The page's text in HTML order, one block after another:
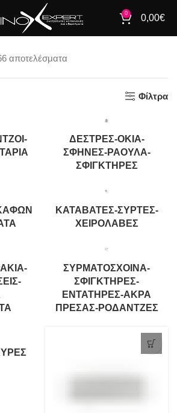
0 0,00€
αποτελέσματα
Φίλτρα
ΔΈΣΤΡΕΣ-ΌΚΙΑ-
ΣΦΉΝΕΣ-ΡΆΟΥΛΑ-
ΣΦΙΓΚΤΉΡΕΣ
ΚΑΤΑΒΆΤΕΣ-ΣΎΡΤΕΣ-
ΧΕΙΡΟΛΑΒΈΣ
ΣΥΡΜΑΤΌΣΧΟΙΝΑ-
ΣΦΙΓΚΤΉΡΕΣ-
ΕΝΤΑΤΉΡΕΣ-ΆΚΡΑ
ΠΡΈΣΑΣ-ΡΟΔΆΝΤΖΕΣ